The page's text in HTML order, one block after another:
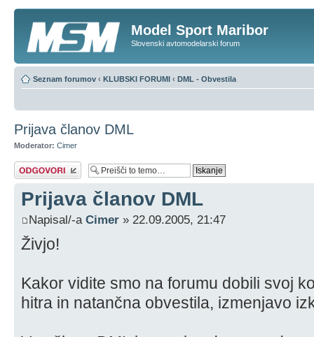
Model Sport Maribor
Slovenski avtomodelarski forum
Seznam forumov ‹ KLUBSKI FORUMI ‹ DML - Obvestila
Prijava članov DML
Moderator: Cimer
Napiši odgovor
Prijava članov DML
Napisal/-a Cimer » 22.09.2005, 21:47
Živjo!
Kakor vidite smo na forumu dobili svoj
hitra in natančna obvestila, izmenjavo